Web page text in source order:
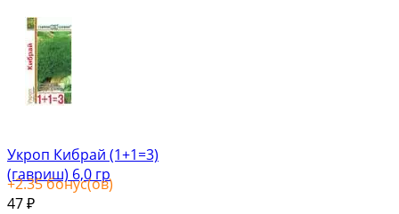
Укроп Кибрай (1+1=3)
(гавриш) 6,0 гр
+2.35бонус(ов)
47 ₽